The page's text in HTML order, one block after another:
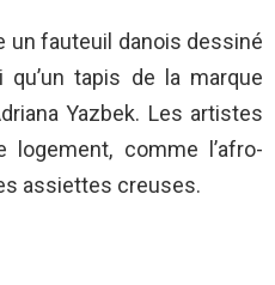
un fauteuil danois dessiné
tapis de la marque
Yazbek. Les artistes
comme l’afro-
assiettes creuses.